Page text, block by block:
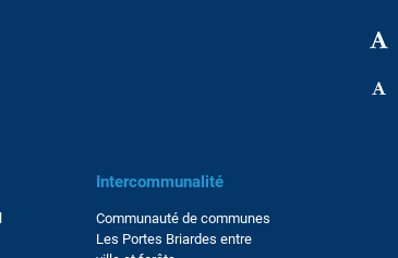
Intercommunalité
Communauté de communes
Les Portes Briardes entre